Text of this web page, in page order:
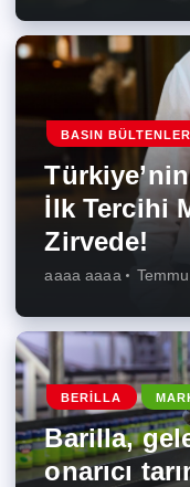
BASIN
İlk Tercihi
Zirvede!
aaaa aaaa
BERILLA
Barilla,
onarıcı